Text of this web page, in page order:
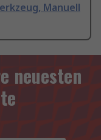
Manuell
neuesten